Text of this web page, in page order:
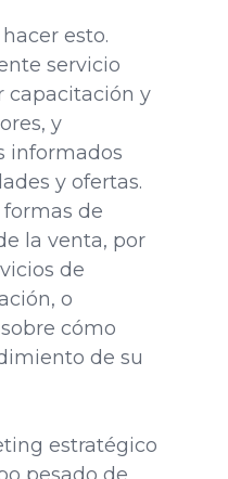
esto.
servicio
capacitación y
y
informados
y ofertas.
de
la venta, por
de
o
cómo
de su
estratégico
pesado de